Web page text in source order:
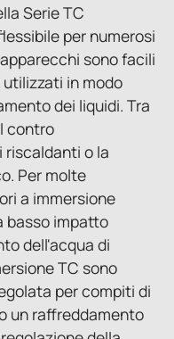
Serie TC
per numerosi
sono facili
in modo
dei liquidi. Tra
contro
o la
Per molte
a immersione
basso impatto
dell'acqua di
TC sono
per compiti di
un raffreddamento